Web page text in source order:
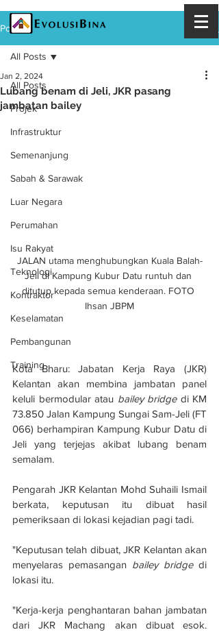
Post
All Posts
Projek
Infrastruktur
Semenanjung
Sabah & Sarawak
Luar Negara
Perumahan
Isu Rakyat
Teknologi
Kontraktor
Keselamatan
Pembangunan
Training
All Posts
Lubang benam di Jeli, JKR pasang
jambatan bailey
Jan 2, 2024
JALAN utama menghubungkan Kuala Balah-
Jeli di Kampung Kubur Datu runtuh dan
ditutup kepada semua kenderaan. FOTO
Ihsan JBPM
Kota Bharu: Jabatan Kerja Raya (JKR)
Kelantan akan membina jambatan panel
keluli bermodular atau bailey bridge di KM
73.850 Jalan Kampung Sungai Sam-Jeli (FT
066) berhampiran Kampung Kubur Datu di
Jeli yang terjejas akibat lubang benam
semalam.
Pengarah JKR Kelantan Mohd Suhaili Ismail
berkata, keputusan itu dibuat hasil
pemeriksaan di lokasi kejadian pagi tadi.
"Keputusan telah dibuat, JKR Kelantan akan
menyelaras pemasangan bailey bridge di
lokasi itu.
"Kerja-kerja penghantaran bahan jambatan
dari JKR Machang akan dibuat esok.